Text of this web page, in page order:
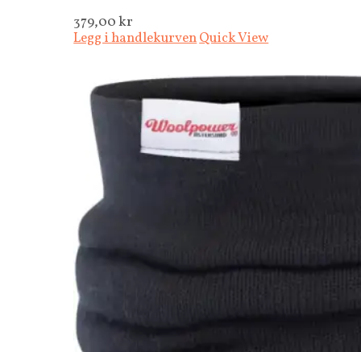
379,00kr
Legg i handlekurvenQuick View